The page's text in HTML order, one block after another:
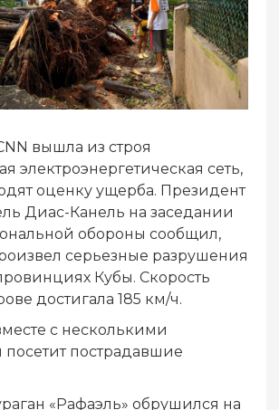
вышла из строя
электроэнергетическая сеть,
оценку ущерба. Президент
Диас-Канель на заседании
обороны сообщил,
серьезные разрушения
Кубы. Cкорость
достигала 185 км/ч.
с несколькими
пострадавшие
«Рафаэль» обрушился на